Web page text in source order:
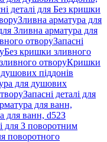
деталі для Без кришки
Зливна арматура для
Зливна арматура для
отворуЗапасні
Без кришки зливного
отворуКришки
піддонів
для душових
Запасні деталі для
для ванн,
для ванн, d52З
для З поворотним
поворотного